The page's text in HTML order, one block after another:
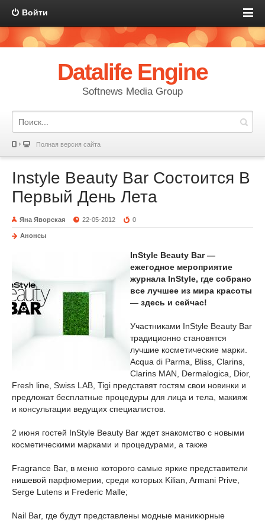
Войти
Datalife Engine
Softnews Media Group
Полная версия сайта
Instyle Beauty Bar Состоится В
Первый День Лета
Яна Яворская 22-05-2012 0
Анонсы
InStyle Beauty Bar —
ежегодное мероприятие
журнала InStyle, где собрано
все лучшее из мира красоты
— здесь и сейчас!
Участниками InStyle Beauty Bar
традиционно становятся
лучшие косметические марки.
Acqua di Parma, Bliss, Clarins,
Clarins MAN, Dermalogica, Dior,
Fresh line, Swiss LAB, Tigi представят гостям свои новинки и
предложат бесплатные процедуры для лица и тела, макияж
и консультации ведущих специалистов.
2 июня гостей InStyle Beauty Bar ждет знакомство с новыми
косметическими марками и процедурами, а также
Fragrance Bar, в меню которого самые яркие представители
нишевой парфюмерии, среди которых Kilian, Armani Prive,
Serge Lutens и Frederic Malle;
Nail Bar, где будут представлены модные маникюрные